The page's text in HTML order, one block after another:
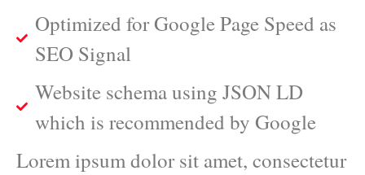
Optimized for Google Page Speed as
SEO Signal
Website schema using JSON LD
which is recommended by Google
Lorem ipsum dolor sit amet, consectetur